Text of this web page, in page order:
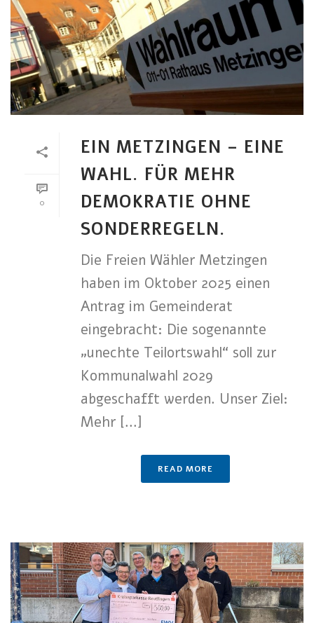
0
EIN METZINGEN – EINE
WAHL. FÜR MEHR
DEMOKRATIE OHNE
SONDERREGELN.
Die Freien Wähler Metzingen
haben im Oktober 2025 einen
Antrag im Gemeinderat
eingebracht: Die sogenannte
„unechte Teilortswahl“ soll zur
Kommunalwahl 2029
abgeschafft werden. Unser Ziel:
Mehr [...]
READ MORE